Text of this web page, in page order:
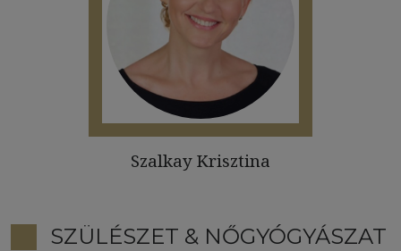
Szalkay Krisztina
SZÜLÉSZET & NŐGYÓGYÁSZAT